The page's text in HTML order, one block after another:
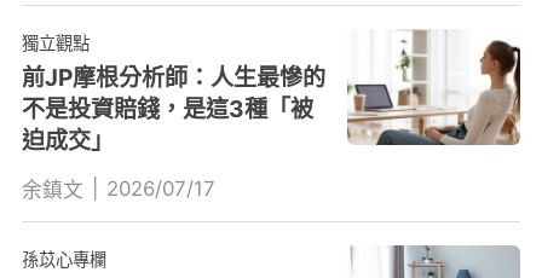
獨立觀點
前JP摩根分析師：人生最慘的
不是投資賠錢，是這3種「被
迫成交」
余鎮文 2026/07/17
孫苡心專欄